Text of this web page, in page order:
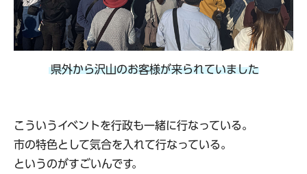
県外から沢山のお客様が来られていました
こういうイベントを行政も一緒に行なっている。
市の特色として気合を入れて行なっている。
というのがすごいんです。